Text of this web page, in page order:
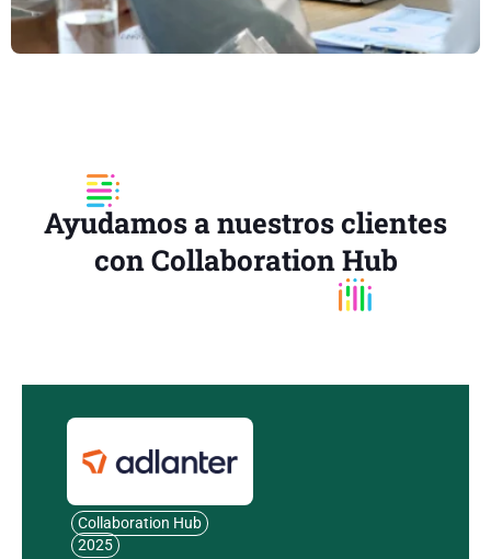
Ayudamos a nuestros clientes
con Collaboration Hub
Collaboration Hub
2025